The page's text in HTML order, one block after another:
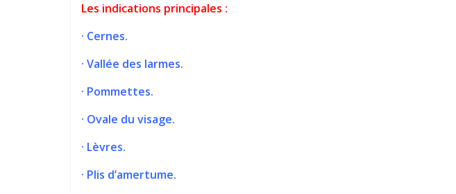
Les indications principales :
· Cernes.
· Vallée des larmes.
· Pommettes.
· Ovale du visage.
· Lèvres.
· Plis d’amertume.